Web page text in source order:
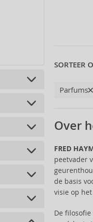
SORTEER
Parfums
Over
FRED
peetvader
de basis
visie op
De